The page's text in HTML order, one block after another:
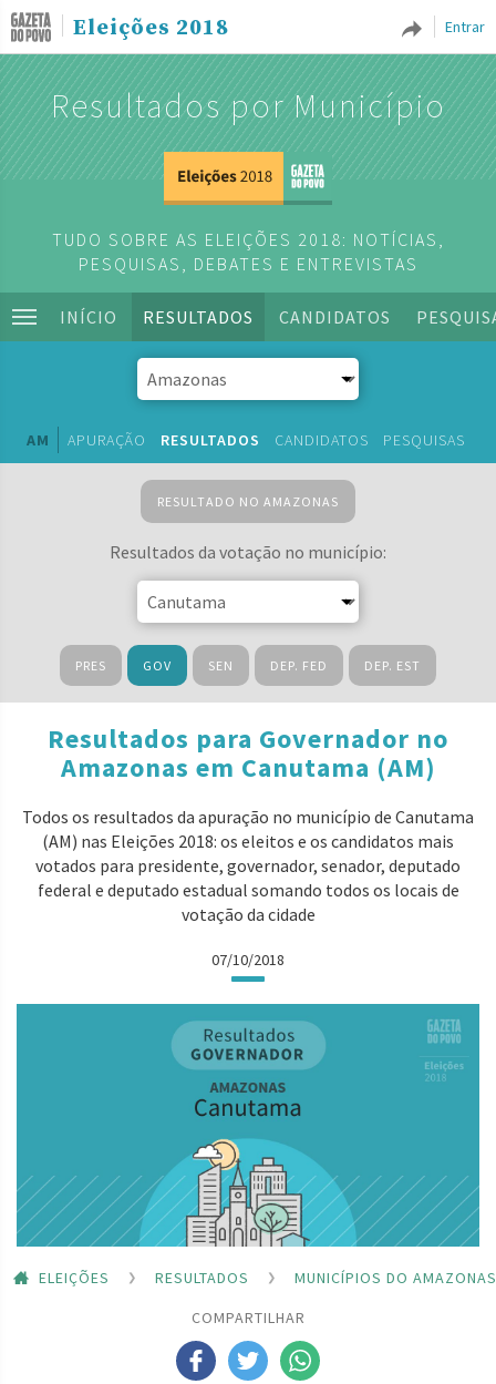
Entrar
Eleições 2018
Resultados por Município
TUDO SOBRE AS ELEIÇÕES 2018: NOTÍCIAS,
PESQUISAS, DEBATES E ENTREVISTAS
INÍCIO RESULTADOS CANDIDATOS
AM APURAÇÃO RESULTADOS CANDIDATOS PESQUISAS
RESULTADO NO AMAZONAS
Resultados da votação no município:
PRES GOV SEN DEP. FED DEP. EST
Resultados para Governador no
Amazonas em Canutama (AM)
Todos os resultados da apuração no município de Canutama
(AM) nas Eleições 2018: os eleitos e os candidatos mais
votados para presidente, governador, senador, deputado
federal e deputado estadual somando todos os locais de
votação da cidade
07/10/2018
ELEIÇÕES RESULTADOS
MUNICÍPIOS DO AMAZONAS
COMPARTILHAR